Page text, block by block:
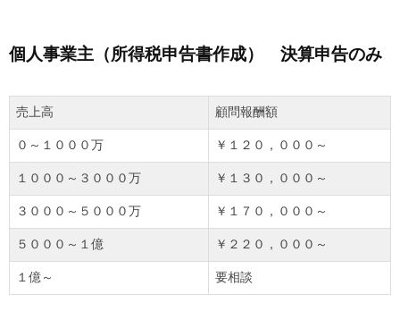
個人事業主（所得税申告書作成） 決算申告のみ
売上高 顧問報酬額
０～１０００万 ￥１２０，０００～
１０００～３０００万 ￥１３０，０００～
３０００～５０００万 ￥１７０，０００～
５０００～１億 ￥２２０，０００～
１億～ 要相談